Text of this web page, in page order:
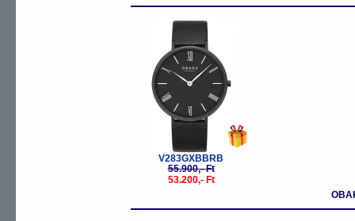
V283GXBBRB
55.900,- Ft
53.200,- Ft